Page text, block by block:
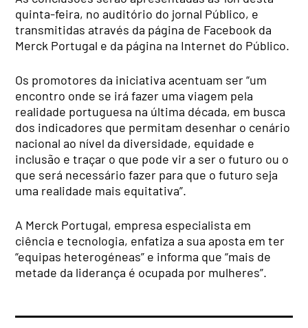
quinta-feira, no auditório do jornal Público, e
transmitidas através da página de Facebook da
Merck Portugal e da página na Internet do Público.
Os promotores da iniciativa acentuam ser “um
encontro onde se irá fazer uma viagem pela
realidade portuguesa na última década, em busca
dos indicadores que permitam desenhar o cenário
nacional ao nível da diversidade, equidade e
inclusão e traçar o que pode vir a ser o futuro ou o
que será necessário fazer para que o futuro seja
uma realidade mais equitativa”.
A Merck Portugal, empresa especialista em
ciência e tecnologia, enfatiza a sua aposta em ter
“equipas heterogéneas” e informa que “mais de
metade da liderança é ocupada por mulheres”.